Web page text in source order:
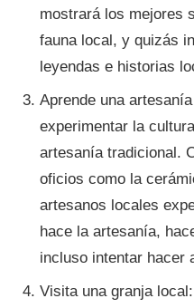
mostrará los mejores
fauna local, y quizás
leyendas e historias
Aprende una
experimentar la
artesanía tradicional.
oficios como la
artesanos locales
hace la artesanía,
incluso intentar hacer
Visita una granja